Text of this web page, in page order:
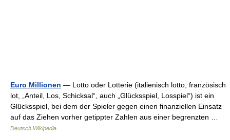
Euro Millionen — Lotto oder Lotterie (italienisch lotto, französisch
lot, „Anteil, Los, Schicksal“, auch „Glücksspiel, Losspiel“) ist ein
Glücksspiel, bei dem der Spieler gegen einen finanziellen Einsatz
auf das Ziehen vorher getippter Zahlen aus einer begrenzten …
Deutsch Wikipedia